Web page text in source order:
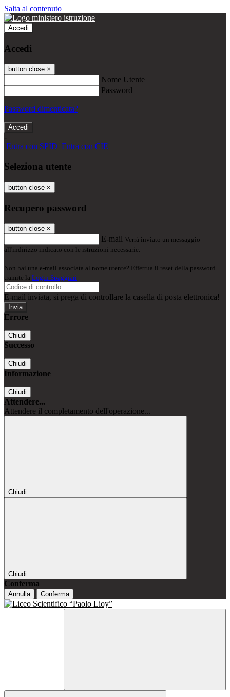
Salta al contenuto
Accedi
Accedi
button close ×
Nome Utente
Password
Password dimenticata?
-
Entra con SPID Entra con CIE
Seleziona utente
button close ×
Recupero password
button close ×
E-mail Verrà inviato un messaggio
all'indirizzo indicato con le istruzioni necessarie.
Non hai una e-mail associata al nome utente? Effettua il reset della password
tramite la Login Spaggiari
E-mail inviata, si prega di controllare la casella di posta elettronica!
Errore
Chiudi
Successo
Chiudi
Informazione
Chiudi
Attendere...
Attendere il completamento dell'operazione...
Chiudi
Chiudi
Conferma
Annulla Conferma